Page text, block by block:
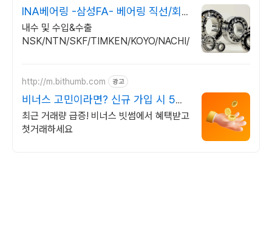
INA베어링 -삼성FA- 베어링 직선/회
전 자동화부품
내수 및 수입&수출
NSK/NTN/SKF/TIMKEN/KOYO/NACHI/FAG
http://m.bithumb.com 광고
비너스 고민이라면? 신규 가입 시 5만
원 혜택
최근 거래량 급증! 비너스 빗썸에서 혜택받고
첫거래하세요